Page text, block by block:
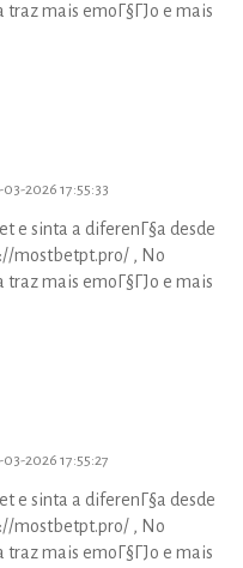
mais emoГ§ГЈo e mais
2026 17:55:33
e sinta a diferenГ§a desde
mostbetpt.pro/ , No
mais emoГ§ГЈo e mais
2026 17:55:27
e sinta a diferenГ§a desde
mostbetpt.pro/ , No
mais emoГ§ГЈo e mais